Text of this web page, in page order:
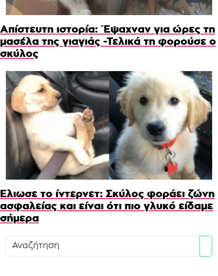
Απίστευτη ιστορία: Έψαχναν για ώρες τη
μασέλα της γιαγιάς -Τελικά τη φορούσε ο
σκύλος
Έλιωσε το ίντερνετ: Σκύλος φοράει ζώνη
ασφαλείας και είναι ότι πιο γλυκό είδαμε
σήμερα